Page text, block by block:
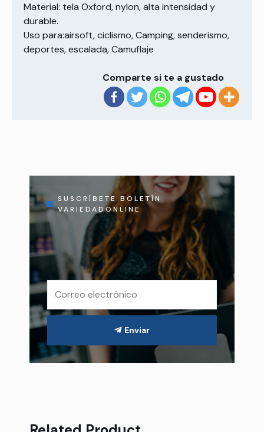
Material: tela Oxford, nylon, alta intensidad y
durable.
Uso para:airsoft, ciclismo, Camping, senderismo,
deportes, escalada, Camuflaje
Comparte si te a gustado
SUSCRÍBETE BOLETÍN
VARIEDADONLINE
Enviar